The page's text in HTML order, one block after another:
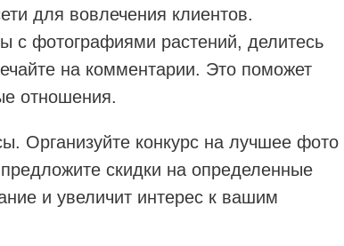
для вовлечения клиентов.
с фотографиями растений, делитесь
на комментарии. Это поможет
отношения.
Организуйте конкурс на лучшее фото
скидки на определенные
и увеличит интерес к вашим